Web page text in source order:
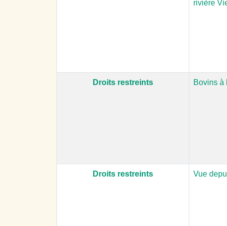
rivière
Droits restreints
Bovins à
Droits restreints
Vue